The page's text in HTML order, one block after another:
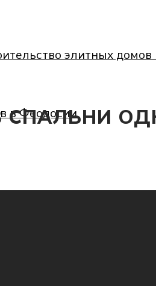
СПАЛЬНИ